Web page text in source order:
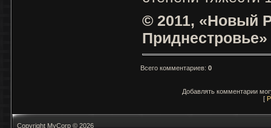
© 2011, «Новый
Приднестровье»
Всего комментариев: 0
Добавлять комментарии
[
Copyright MyCorp © 2026